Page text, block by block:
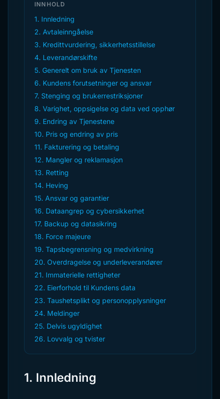
INNHOLD
1. Innledning
2. Avtaleinngåelse
3. Kredittvurdering, sikkerhetsstillelse
4. Leverandørskifte
5. Generelt om bruk av Tjenesten
6. Kundens forutsetninger og ansvar
7. Stenging og brukerrestriksjoner
8. Varighet, oppsigelse og data ved opphør
9. Endring av Tjenestene
10. Pris og endring av pris
11. Fakturering og betaling
12. Mangler og reklamasjon
13. Retting
14. Heving
15. Ansvar og garantier
16. Dataangrep og cybersikkerhet
17. Backup og datasikring
18. Force majeure
19. Tapsbegrensning og medvirkning
20. Overdragelse og underleverandører
21. Immaterielle rettigheter
22. Eierforhold til Kundens data
23. Taushetsplikt og personopplysninger
24. Meldinger
25. Delvis ugyldighet
26. Lovvalg og tvister
1. Innledning